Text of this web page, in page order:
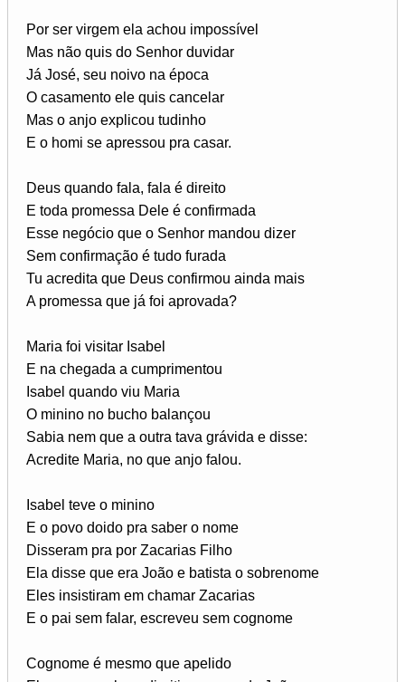
Por ser virgem ela achou impossível
Mas não quis do Senhor duvidar
Já José, seu noivo na época
O casamento ele quis cancelar
Mas o anjo explicou tudinho
E o homi se apressou pra casar.
Deus quando fala, fala é direito
E toda promessa Dele é confirmada
Esse negócio que o Senhor mandou dizer
Sem confirmação é tudo furada
Tu acredita que Deus confirmou ainda mais
A promessa que já foi aprovada?
Maria foi visitar Isabel
E na chegada a cumprimentou
Isabel quando viu Maria
O minino no bucho balançou
Sabia nem que a outra tava grávida e disse:
Acredite Maria, no que anjo falou.
Isabel teve o minino
E o povo doido pra saber o nome
Disseram pra por Zacarias Filho
Ela disse que era João e batista o sobrenome
Eles insistiram em chamar Zacarias
E o pai sem falar, escreveu sem cognome
Cognome é mesmo que apelido